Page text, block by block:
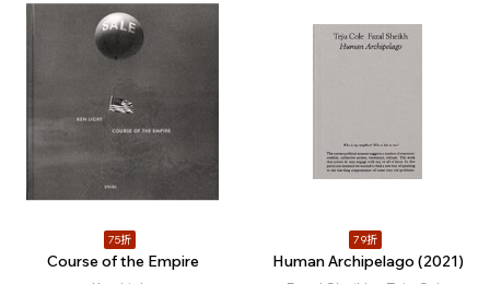
75折
Course of the Empire
79折
Human Archipelago (2021)